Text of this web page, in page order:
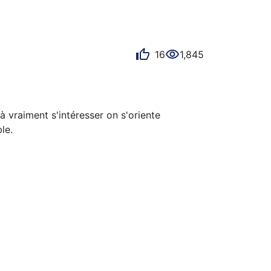
16
1,845
vraiment s'intéresser on s'oriente
main stream je me suis orienté vers